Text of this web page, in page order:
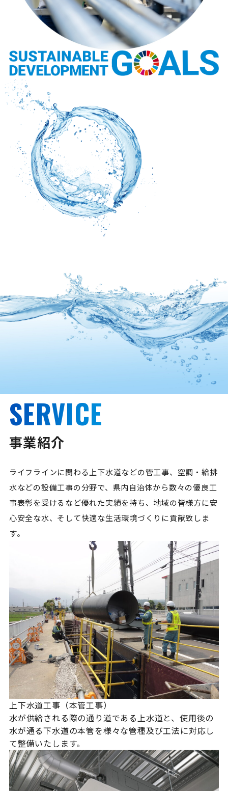
SERVICE
事業紹介
ライフラインに関わる上下水道などの管工事、空調・給排
水などの設備工事の分野で、県内自治体から数々の優良工
事表彰を受けるなど優れた実績を持ち、地域の皆様方に安
心安全な水、そして快適な生活環境づくりに貢献致しま
す。
上下水道工事（本管工事）
水が供給される際の通り道である上水道と、使用後の
水が通る下水道の本管を様々な管種及び工法に対応し
て整備いたします。